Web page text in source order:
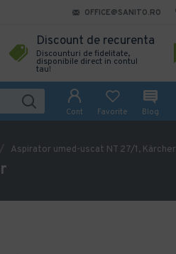
OFFICE@SANITO.RO
Discount de recurenta
Discounturi de fidelitate,
disponibile direct in contul
tau!
Cont Favorite Blog
Aspirator umed-uscat NT 27/1, Kärcher